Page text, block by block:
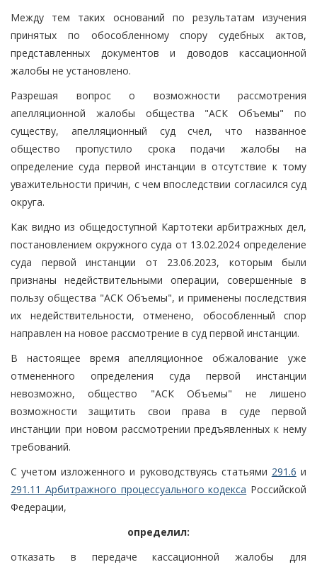
Между тем таких оснований по результатам изучения
принятых по обособленному спору судебных актов,
представленных документов и доводов кассационной
жалобы не установлено.
Разрешая вопрос о возможности рассмотрения
апелляционной жалобы общества "АСК Объемы" по
существу, апелляционный суд счел, что названное
общество пропустило срока подачи жалобы на
определение суда первой инстанции в отсутствие к тому
уважительности причин, с чем впоследствии согласился суд
округа.
Как видно из общедоступной Картотеки арбитражных дел,
постановлением окружного суда от 13.02.2024 определение
суда первой инстанции от 23.06.2023, которым были
признаны недействительными операции, совершенные в
пользу общества "АСК Объемы", и применены последствия
их недействительности, отменено, обособленный спор
направлен на новое рассмотрение в суд первой инстанции.
В настоящее время апелляционное обжалование уже
отмененного определения суда первой инстанции
невозможно, общество "АСК Объемы" не лишено
возможности защитить свои права в суде первой
инстанции при новом рассмотрении предъявленных к нему
требований.
С учетом изложенного и руководствуясь статьями 291.6 и
291.11 Арбитражного процессуального кодекса Российской
Федерации,
определил:
отказать в передаче кассационной жалобы для